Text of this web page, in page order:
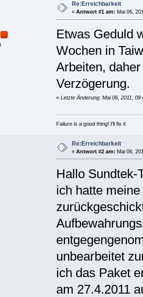
Re:Erreichbarkeit
« Antwort #1 am: Mai 06,
Etwas Geduld
Wochen in
Arbeiten,
Verzögerung.
« Letzte Änderung: Mai 06, 2011,
Failure is a good thing! I'll fix it
Re:Erreichbarkeit
« Antwort #2 am: Mai 06,
Hallo Sundtek-
ich hatte
unbearbeitet
ich das Paket
am 27.4.2011